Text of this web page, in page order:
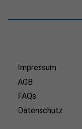
Impressum
AGB
FAQs
Datenschutz